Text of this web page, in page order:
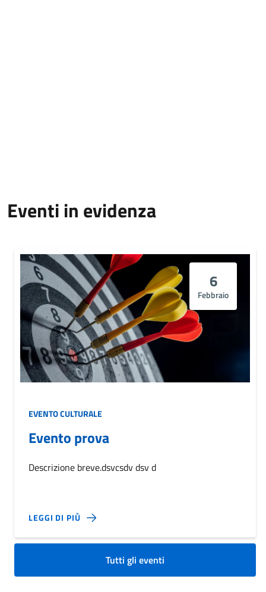
Eventi in evidenza
6
Febbraio
EVENTO CULTURALE
Evento prova
Descrizione breve.dsvcsdv dsv d
LEGGI DI PIÙ
Tutti gli eventi